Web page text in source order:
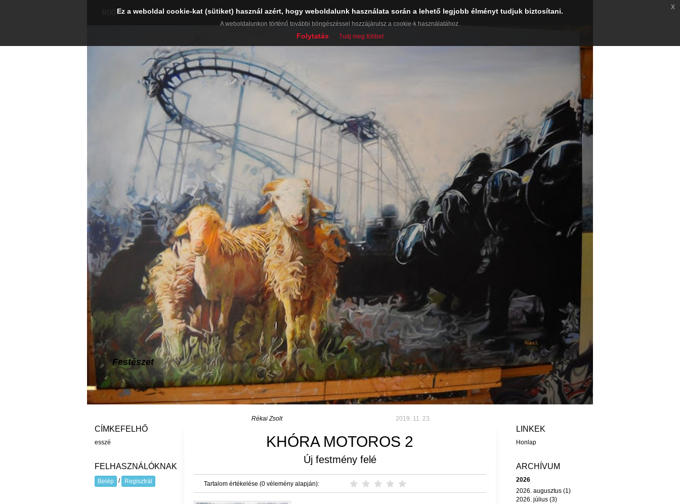
ROOT
Festészet
Rékai Zsolt 2019. 11. 23.
KHÓRA MOTOROS 2
Új festmény felé
Tartalom értékelése (0 vélemény alapján):
CÍMKEFELHŐ
esszé
FELHASZNÁLÓKNAK
Belép / Regisztrál
LINKEK
Honlap
ARCHÍVUM
2026
2026. augusztus (1)
2026. július (3)
Ez a weboldal cookie-kat (sütiket) használ azért, hogy weboldalunk használata során a lehető legjobb élményt tudjuk biztosítani.
A weboldalunkon történő további böngészéssel hozzájárulsz a cookie-k használatához.
Folytatás Tudj meg többet
x